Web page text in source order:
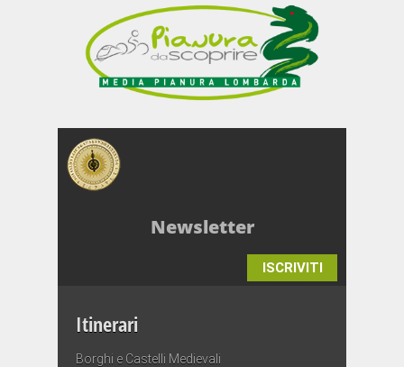
Newsletter
ISCRIVITI
Itinerari
Borghi e Castelli Medievali